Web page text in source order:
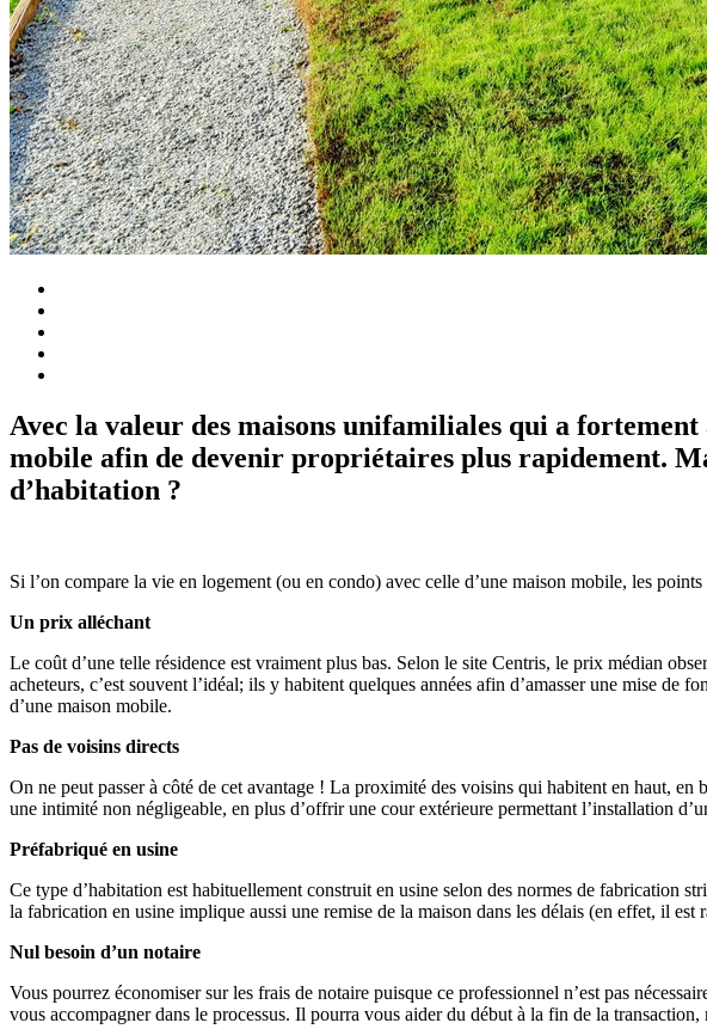
Avec la valeur des maisons unifamiliales qui a
mobile afin de devenir propriétaires plus rapidement.
d’habitation ?
Si l’on compare la vie en logement (ou en condo) avec celle d’une maison mobile, les
Un prix alléchant
Le coût d’une telle résidence est vraiment plus bas. Selon le site Centris, le prix médian
acheteurs, c’est souvent l’idéal; ils y habitent quelques années afin d’amasser une mise de
d’une maison mobile.
Pas de voisins directs
On ne peut passer à côté de cet avantage ! La proximité des voisins qui habitent en haut,
une intimité non négligeable, en plus d’offrir une cour extérieure permettant l’installation
Préfabriqué en usine
Ce type d’habitation est habituellement construit en usine selon des normes de fabrication
la fabrication en usine implique aussi une remise de la maison dans les délais (en effet, il
Nul besoin d’un notaire
Vous pourrez économiser sur les frais de notaire puisque ce professionnel n’est pas
vous accompagner dans le processus. Il pourra vous aider du début à la fin de la